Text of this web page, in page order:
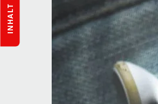
INHALT